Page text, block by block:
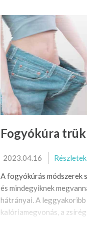
Fogyókúra
2023.04.16
A fogyókúrás módszerek
és mindegyiknek
hátrányai. A
kalóriamegvonás, a